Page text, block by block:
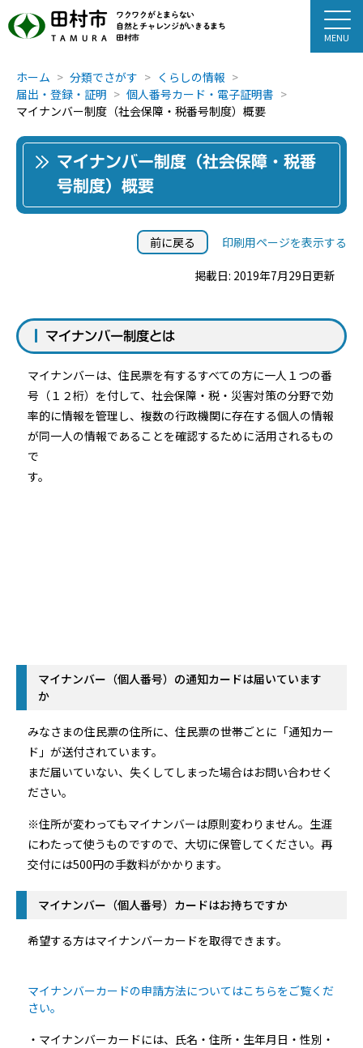
田村市
TAMURA
ワクワクがとまらない
自然とチャレンジがいきるまち
田村市
ホーム 分類でさがす
くらしの情報
届出・登録・証明
個人番号カード・電子証明書
マイナンバー制度（社会保障・税番号制度）概要
マイナンバー制度（社会保障・税番
号制度）概要
前に戻る 印刷用ページを表示する
掲載日: 2019年7月29日更新
マイナンバー制度とは
マイナンバーは、住民票を有するすべての方に一人１つの番
号（１２桁）を付して、社会保障・税・災害対策の分野で効
率的に情報を管理し、複数の行政機関に存在する個人の情報
が同一人の情報であることを確認するために活用されるもの
で
す。
マイナンバー（個人番号）の通知カードは届いています
か
みなさまの住民票の住所に、住民票の世帯ごとに「通知カー
ド」が送付されています。
まだ届いていない、失くしてしまった場合はお問い合わせく
ださい。
※住所が変わってもマイナンバーは原則変わりません。生涯
にわたって使うものですので、大切に保管してください。再
交付には500円の手数料がかかります。
マイナンバー（個人番号）カードはお持ちですか
希望する方はマイナンバーカードを取得できます。
マイナンバーカードの申請方法についてはこちらをご覧くだ
さい。
・マイナンバーカードには、氏名・住所・生年月日・性別・